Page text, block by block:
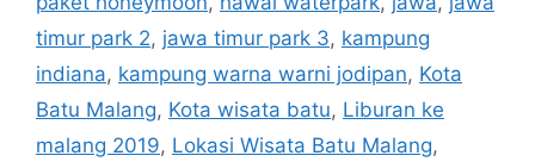
timur park 2, jawa timur park 3, kampung
indiana, kampung warna warni jodipan, Kota
Batu Malang, Kota wisata batu, Liburan ke
malang 2019, Lokasi Wisata Batu Malang,